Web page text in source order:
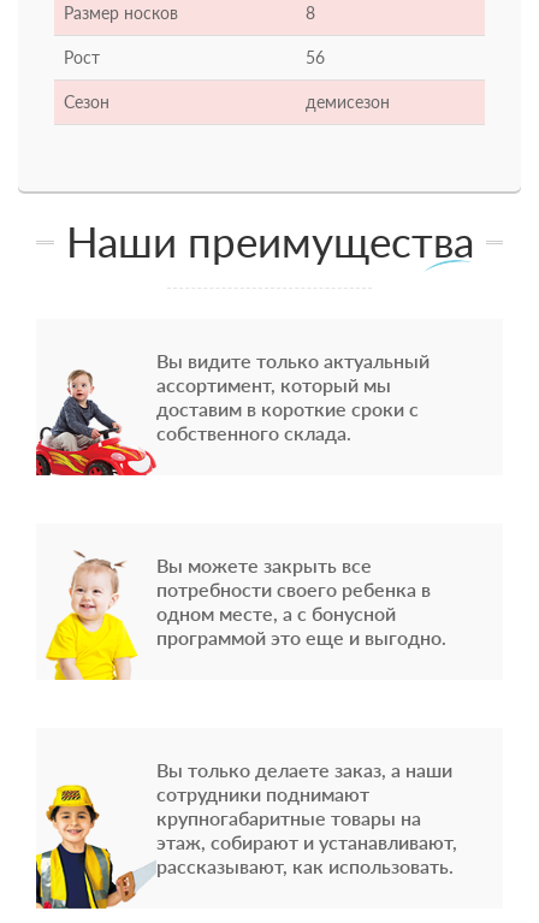
Размер носков 8
Рост 56
Сезон демисезон
Наши преимущества
Вы видите только актуальный
ассортимент, который мы
доставим в короткие сроки с
собственного склада.
Вы можете закрыть все
потребности своего ребенка в
одном месте, а с бонусной
программой это еще и выгодно.
Вы только делаете заказ, а наши
сотрудники поднимают
крупногабаритные товары на
этаж, собирают и устанавливают,
рассказывают, как использовать.